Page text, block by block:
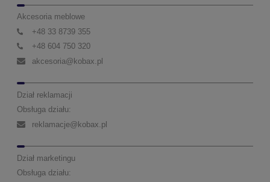
Akcesoria meblowe
+48 33 8739 355
+48 604 750 320
akcesoria@kobax.pl
Dział reklamacji
Obsługa działu:
reklamacje@kobax.pl
Dział marketingu
Obsługa działu: